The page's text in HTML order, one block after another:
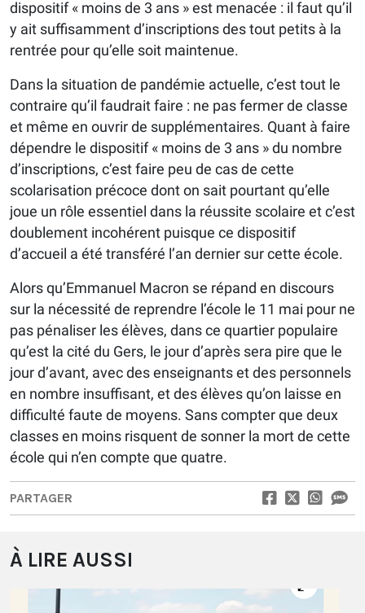
dispositif « moins de 3 ans » est menacée : il faut qu’il
y ait suffisamment d’inscriptions des tout petits à la
rentrée pour qu’elle soit maintenue.
Dans la situation de pandémie actuelle, c’est tout le
contraire qu’il faudrait faire : ne pas fermer de classe
et même en ouvrir de supplémentaires. Quant à faire
dépendre le dispositif « moins de 3 ans » du nombre
d’inscriptions, c’est faire peu de cas de cette
scolarisation précoce dont on sait pourtant qu’elle
joue un rôle essentiel dans la réussite scolaire et c’est
doublement incohérent puisque ce dispositif
d’accueil a été transféré l’an dernier sur cette école.
Alors qu’Emmanuel Macron se répand en discours
sur la nécessité de reprendre l’école le 11 mai pour ne
pas pénaliser les élèves, dans ce quartier populaire
qu’est la cité du Gers, le jour d’après sera pire que le
jour d’avant, avec des enseignants et des personnels
en nombre insuffisant, et des élèves qu’on laisse en
difficulté faute de moyens. Sans compter que deux
classes en moins risquent de sonner la mort de cette
école qui n’en compte que quatre.
PARTAGER
À LIRE AUSSI